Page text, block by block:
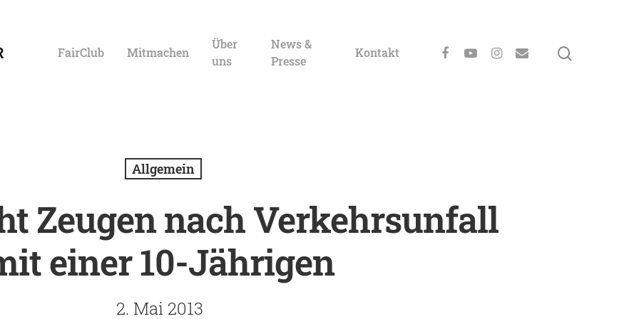
zu suchen. Mit ESC schließen.
FairClub Mitmachen
Über
uns
News &
Presse
Kontakt
Allgemein
Zeugen nach Verkehrsunfall
einer 10-Jährigen
2. Mai 2013